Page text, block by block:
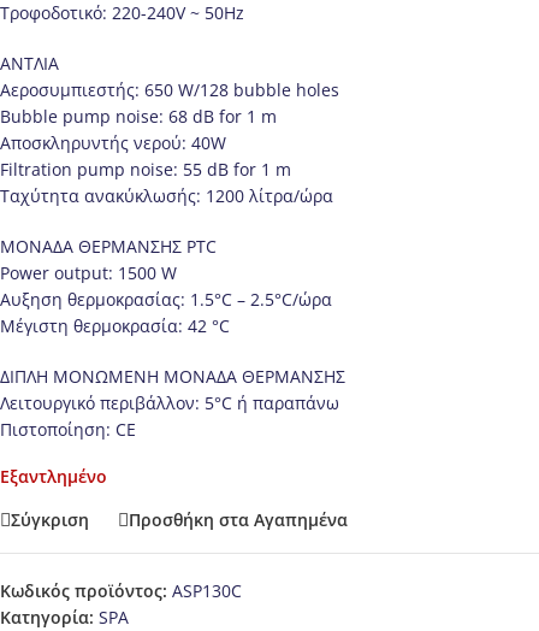
Τροφοδοτικό: 220-240V ~ 50Hz
ΑΝΤΛΙΑ
Αεροσυμπιεστής: 650 W/128 bubble holes
Bubble pump noise: 68 dB for 1 m
Αποσκληρυντής νερού: 40W
Filtration pump noise: 55 dB for 1 m
Ταχύτητα ανακύκλωσής: 1200 λίτρα/ώρα
ΜΟΝΑΔΑ ΘΕΡΜΑΝΣΗΣ PTC
Power output: 1500 W
Αυξηση θερμοκρασίας: 1.5°C – 2.5°C/ώρα
Μέγιστη θερμοκρασία: 42 °C
ΔΙΠΛΗ ΜΟΝΩΜΕΝΗ ΜΟΝΑΔΑ ΘΕΡΜΑΝΣΗΣ
Λειτουργικό περιβάλλον: 5°C ή παραπάνω
Πιστοποίηση: CE
Εξαντλημένο
Σύγκριση
Προσθήκη στα Αγαπημένα
Κωδικός προϊόντος: ASP130C
Κατηγορία: SPA